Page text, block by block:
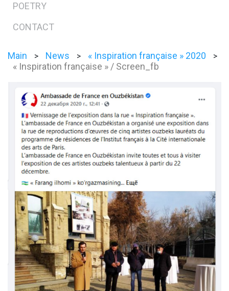
POETRY
CONTACT
Main > News > « Inspiration française » 2020 >
« Inspiration française » / Screen_fb